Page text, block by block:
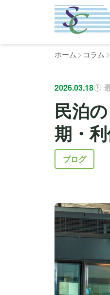
ホーム コラム
2026.03.18
民泊
期・
ブログ